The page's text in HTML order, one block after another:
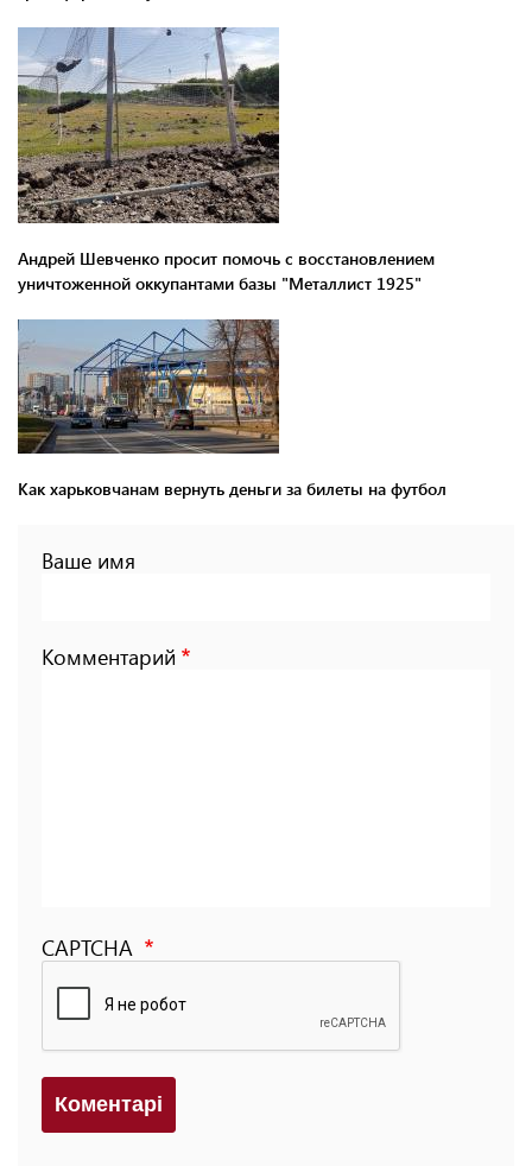
Андрей Шевченко просит помочь с восстановлением
уничтоженной оккупантами базы "Металлист 1925"
Как харьковчанам вернуть деньги за билеты на футбол
Ваше имя
Комментарий
CAPTCHA
Коментарi